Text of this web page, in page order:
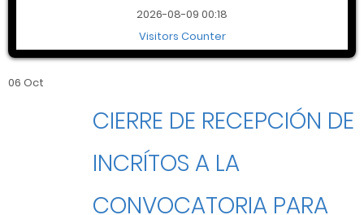
2026-08-09 00:18
Visitors Counter
06 Oct
CIERRE DE RECEPCIÓN DE
INCRÍTOS A LA
CONVOCATORIA PARA